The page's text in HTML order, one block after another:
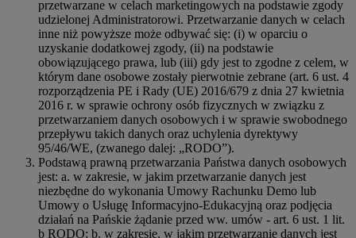
przetwarzane w celach marketingowych na podstawie zgody
udzielonej Administratorowi. Przetwarzanie danych w celach
inne niż powyższe może odbywać się: (i) w oparciu o
uzyskanie dodatkowej zgody, (ii) na podstawie
obowiązującego prawa, lub (iii) gdy jest to zgodne z celem, w
którym dane osobowe zostały pierwotnie zebrane (art. 6 ust. 4
rozporządzenia PE i Rady (UE) 2016/679 z dnia 27 kwietnia
2016 r. w sprawie ochrony osób fizycznych w związku z
przetwarzaniem danych osobowych i w sprawie swobodnego
przepływu takich danych oraz uchylenia dyrektywy
95/46/WE, (zwanego dalej: „RODO”).
Podstawą prawną przetwarzania Państwa danych osobowych
jest: a. w zakresie, w jakim przetwarzanie danych jest
niezbędne do wykonania Umowy Rachunku Demo lub
Umowy o Usługę Informacyjno-Edukacyjną oraz podjęcia
działań na Pańskie żądanie przed ww. umów - art. 6 ust. 1 lit.
b RODO; b. w zakresie, w jakim przetwarzanie danych jest